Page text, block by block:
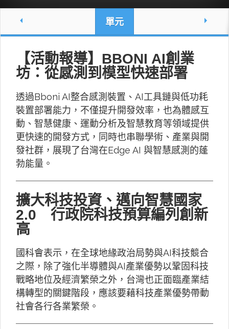
單元
【活動報導】BBONI AI創業
坊：從感測到模型快速部署
透過Bboni AI整合感測裝置、AI工具鏈與低功耗
裝置部署能力，不僅提升開發效率，也為體感互
動、智慧健康、運動分析及智慧教育等領域提供
更快速的開發方式，同時也串聯學術、產業與開
發社群，展現了台灣在Edge AI 與智慧感測的蓬
勃能量。
擴大科技投資、邁向智慧國家
2.0 行政院科技預算編列創新
高
國科會表示，在全球地緣政治局勢與AI科技競合
之際，除了強化半導體與AI產業優勢以鞏固科技
戰略地位及經濟繁榮之外，台灣也正面臨產業結
構轉型的關鍵階段，應該要藉科技產業優勢帶動
社會各行各業繁榮。